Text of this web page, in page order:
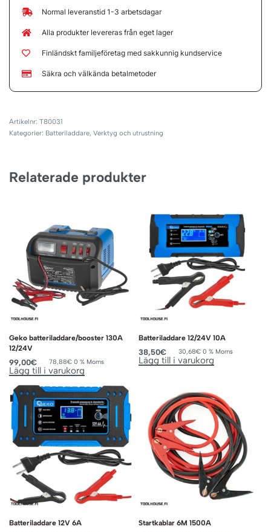
Normal leveranstid 1-3 arbetsdagar
Alla produkter levereras från eget lager
Finländskt familjeföretag med sakkunnig kundservice
Säkra och välkända betalmetoder
T80031
Kategorier: Batteriladdare, Verktyg och utrustning
Relaterade produkter
Geko batteriladdare/booster 130A
12/24V
99,00€ 78,88€ 0 % Moms
Lägg till i varukorg
Batteriladdare 12/24V 10A
38,50€ 30,68€ 0 % Moms
Lägg till i varukorg
Batteriladdare 12V 6A
Startkablar 6M 1500A